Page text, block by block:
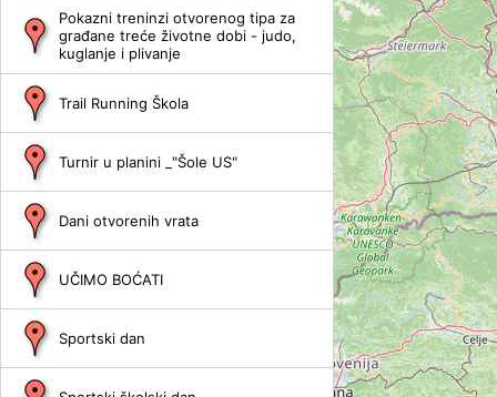
Pokazni treninzi otvorenog tipa za
građane treće životne dobi - judo,
kuglanje i plivanje
Trail Running Škola
Turnir u planini _"Šole US"
Dani otvorenih vrata
UČIMO BOĆATI
Sportski dan